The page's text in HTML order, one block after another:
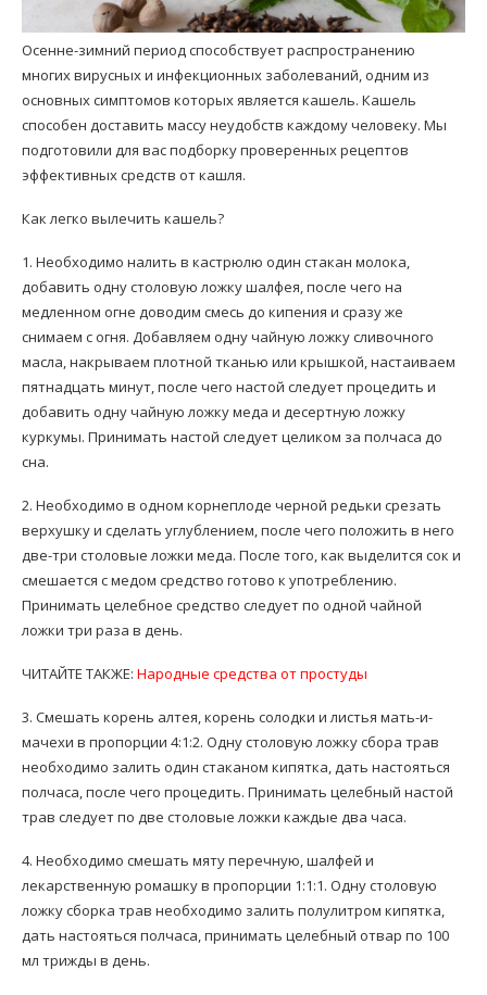
Осенне-зимний период способствует распространению
многих вирусных и инфекционных заболеваний, одним из
основных симптомов которых является кашель. Кашель
способен доставить массу неудобств каждому человеку. Мы
подготовили для вас подборку проверенных рецептов
эффективных средств от кашля.
Как легко вылечить кашель?
1. Необходимо налить в кастрюлю один стакан молока,
добавить одну столовую ложку шалфея, после чего на
медленном огне доводим смесь до кипения и сразу же
снимаем с огня. Добавляем одну чайную ложку сливочного
масла, накрываем плотной тканью или крышкой, настаиваем
пятнадцать минут, после чего настой следует процедить и
добавить одну чайную ложку меда и десертную ложку
куркумы. Принимать настой следует целиком за полчаса до
сна.
2. Необходимо в одном корнеплоде черной редьки срезать
верхушку и сделать углублением, после чего положить в него
две-три столовые ложки меда. После того, как выделится сок и
смешается с медом средство готово к употреблению.
Принимать целебное средство следует по одной чайной
ложки три раза в день.
ЧИТАЙТЕ ТАКЖЕ: Народные средства от простуды
3. Смешать корень алтея, корень солодки и листья мать-и-
мачехи в пропорции 4:1:2. Одну столовую ложку сбора трав
необходимо залить один стаканом кипятка, дать настояться
полчаса, после чего процедить. Принимать целебный настой
трав следует по две столовые ложки каждые два часа.
4. Необходимо смешать мяту перечную, шалфей и
лекарственную ромашку в пропорции 1:1:1. Одну столовую
ложку сборка трав необходимо залить полулитром кипятка,
дать настояться полчаса, принимать целебный отвар по 100
мл трижды в день.